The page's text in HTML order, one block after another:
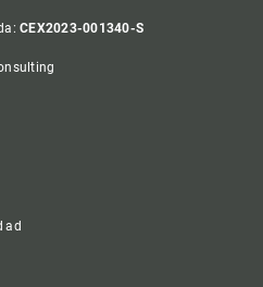
CEX2023-001340-S